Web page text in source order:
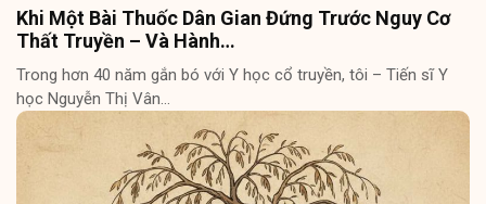
Khi Một Bài Thuốc Dân Gian Đứng Trước Nguy Cơ
Thất Truyền – Và Hành…
Trong hơn 40 năm gắn bó với Y học cổ truyền, tôi – Tiến sĩ Y
học Nguyễn Thị Vân…